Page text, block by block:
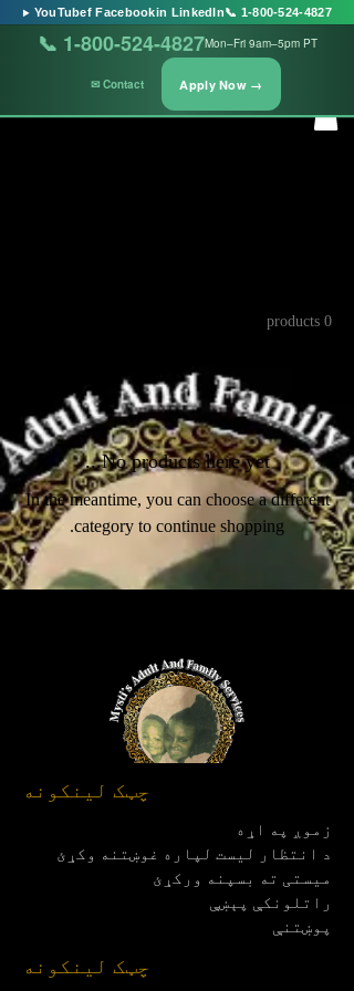
0 products
No products here yet...
In the meantime, you can choose a different
category to continue shopping.
چټک لینکونه
زموږ په اړه
د انتظار لیست لپاره غوښتنه وکړئ
میستی ته بسپنه ورکړئ
راتلونکې پېښې
پوښتنې
چټک لینکونه
▶ YouTubef Facebookin LinkedIn📞 1-800-524-4827
📞 1-800-524-4827Mon–Fri 9am–5pm PT
✉ Contact Apply Now →